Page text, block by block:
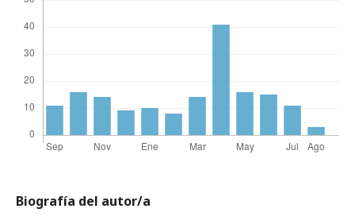
Biografía del autor/a